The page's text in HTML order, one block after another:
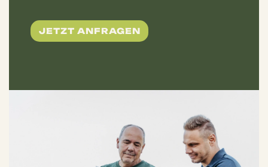
JETZT ANFRAGEN